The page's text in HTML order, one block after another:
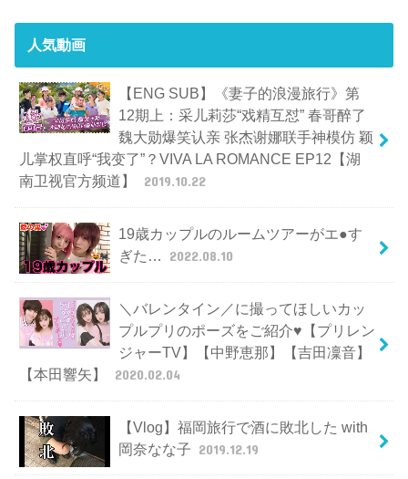
人気動画
【ENG SUB】《妻子的浪漫旅行》第
12期上：采儿莉莎“戏精互怼” 春哥醉了
魏大勋爆笑认亲 张杰谢娜联手神模仿 颖
儿掌权直呼“我变了”？VIVA LA ROMANCE EP12【湖
南卫视官方频道】
2019.10.22
19歳カップルのルームツアーがエ●す
ぎた…
2022.08.10
＼バレンタイン／に撮ってほしいカッ
プルプリのポーズをご紹介♥【プリレン
ジャーTV】【中野恵那】【吉田凜音】
【本田響矢】
2020.02.04
【Vlog】福岡旅行で酒に敗北した with
岡奈なな子 2019.12.19